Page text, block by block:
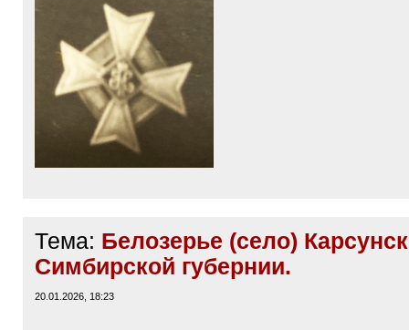
Тема: Белозерье (село)
Симбирской губернии.
20.01.2026, 18:23